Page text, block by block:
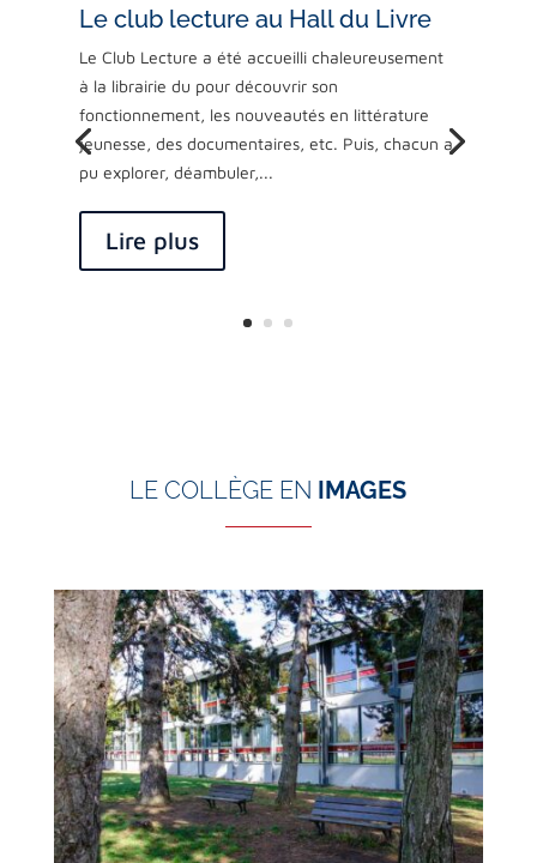
Le club lecture au Hall du Livre
Le Club Lecture a été accueilli chaleureusement
à la librairie du pour découvrir son
fonctionnement, les nouveautés en littérature
jeunesse, des documentaires, etc. Puis, chacun a
pu explorer, déambuler,...
Lire plus
LE COLLÈGE EN IMAGES